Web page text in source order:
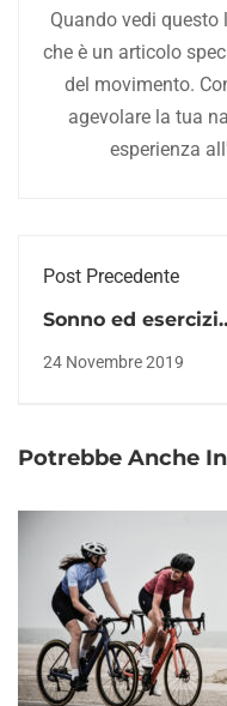
Quando vedi
che è un articolo
del movimento.
agevolare la tua
esperienza
Post Precedente
Sonno ed
24 Novembre 2019
Potrebbe Anche